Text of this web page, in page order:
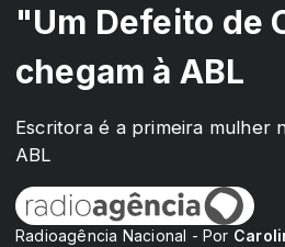
"Um Defeito de
chegam à ABL
Escritora é a primeira mulher
ABL
Radioagência Nacional - Por